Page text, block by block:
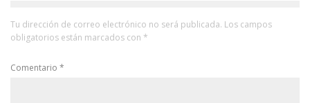
Tu dirección de correo electrónico no será publicada. Los campos
obligatorios están marcados con *
Comentario *